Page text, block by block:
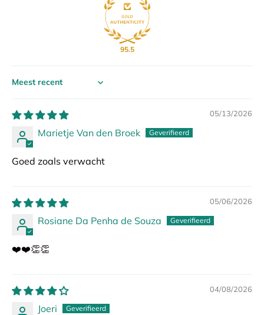
95.5
Sort by
05/13/2026
Marietje Van den Broek
Goed zoals verwacht
05/06/2026
Rosiane Da Penha de Souza
❤️❤️👏👏
04/08/2026
Joeri